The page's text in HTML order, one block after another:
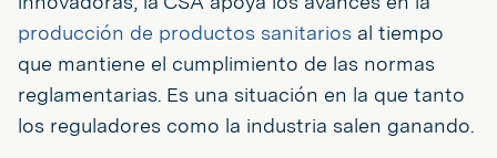
producción de productos sanitarios al tiempo
que mantiene el cumplimiento de las normas
reglamentarias. Es una situación en la que tanto
los reguladores como la industria salen ganando.